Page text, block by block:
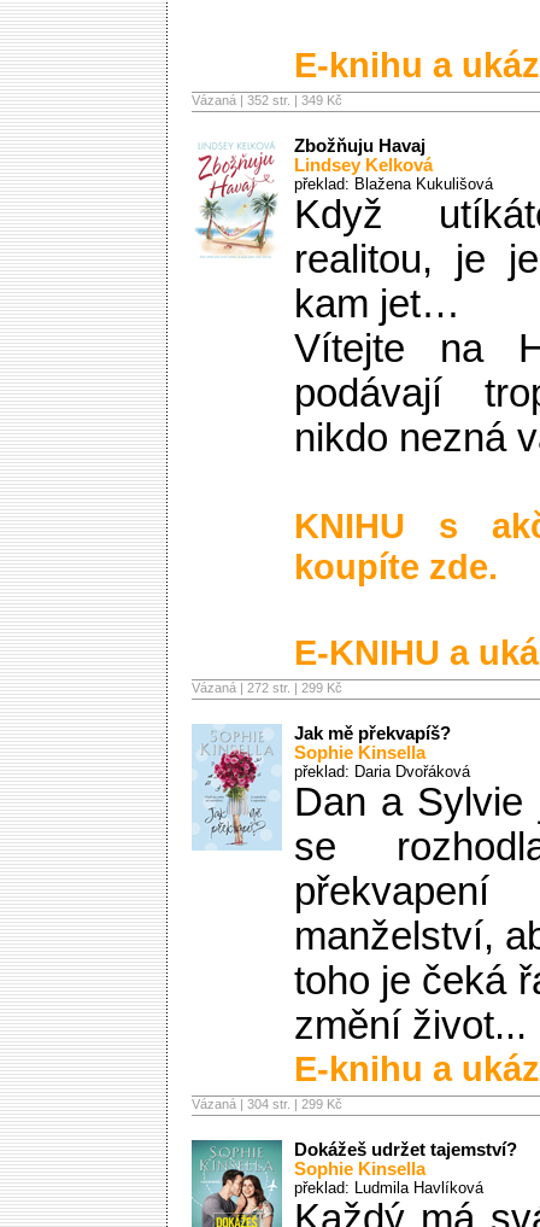
E-knihu a
Vázaná | 352 str. | 349 Kč
Zbožňuju Havaj
Lindsey Kelková
překlad: Blažena Kukulišová
Když
realitou, je
kam jet…
Vítejte na
podávají
nikdo nezná
KNIHU s
koupíte zde.
E-KNIHU a
Vázaná | 272 str. | 299 Kč
Jak mě překvapíš?
Sophie Kinsella
překlad: Daria Dvořáková
Dan a Sylvie
se
manželství,
toho je čeká
změní život...
E-knihu a
Vázaná | 304 str. | 299 Kč
Dokážeš udržet tajemství?
Sophie Kinsella
překlad: Ludmila Havlíková